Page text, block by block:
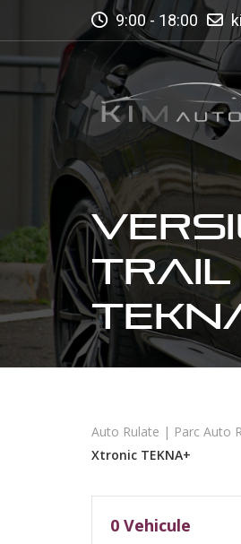
9:00 - 18:00
TRAIL
Auto Rulate | Parc Auto
Xtronic TEKNA+
0 Vehicule